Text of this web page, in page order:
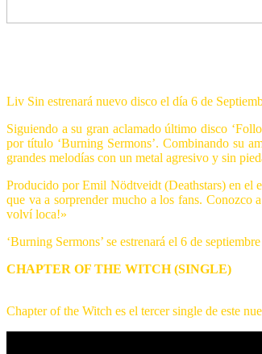
Liv Sin estrenará nuevo disco el día 6 de
Siguiendo a su gran aclamado último disco
por título ‘Burning Sermons’. Combinando su
grandes melodías con un metal agresivo y sin
Producido por Emil Nödtveidt (Deathstars) en el
que va a sorprender mucho a los fans. Conozco
volví loca!»
‘Burning Sermons’ se estrenará el 6 de
CHAPTER OF THE WITCH (SINGLE)
Chapter of the Witch es el tercer single de este